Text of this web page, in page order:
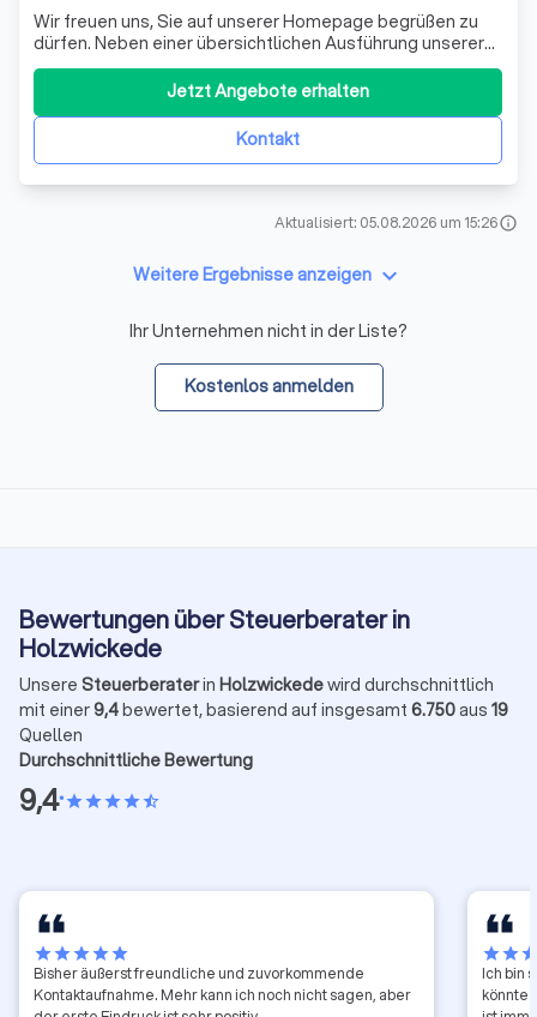
Wir freuen uns, Sie auf unserer Homepage begrüßen zu
dürfen. Neben einer übersichtlichen Ausführung unserer
angebotenen Leistungen stellen wir auf dieser
Homepage zudem die aktuellsten Steuer-News bereit.
Wir bieten Ihnen neben Steuererklärungen ein
umfangreiches Spektrum an Leistungen in den Bere
Kontakt
Jetzt Angebote erhalten
Aktualisiert: 05.08.2026 um 15:26info
Weitere Ergebnisse anzeigen keyboard_arrow_down
Ihr Unternehmen nicht in der Liste?
Kostenlos anmelden
Bewertungen über Steuerberater in
Holzwickede
Unsere Steuerberaterin Holzwickedewird durchschnittlich
mit einer9,4bewertet, basierend auf insgesamt 6.750aus 19
Quellen
Durchschnittliche Bewertung
9,4•starstarstarstarstar_half
starstarstarstarstar
Bisher äußerst freundliche und zuvorkommende
Kontaktaufnahme. Mehr kann ich noch nicht sagen, aber
starstar
Ich bin
könnte